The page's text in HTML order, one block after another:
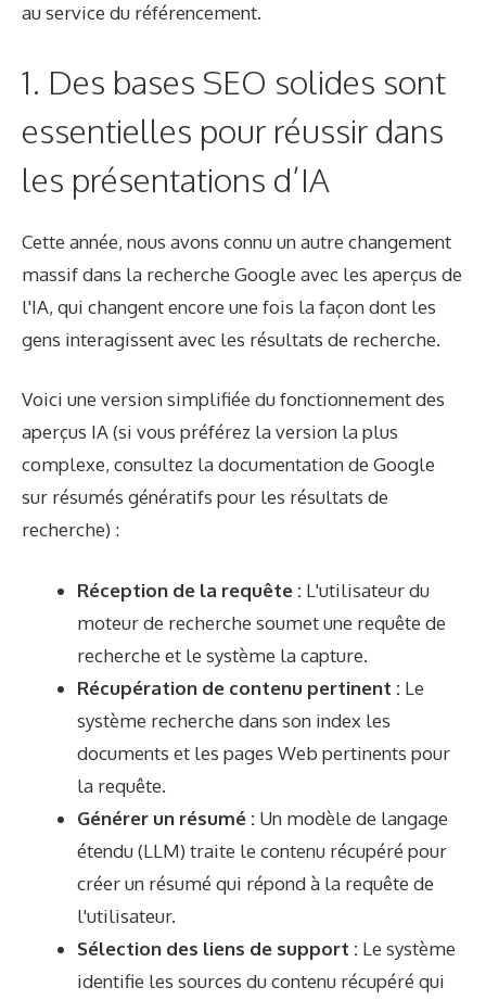
au service du référencement.
1. Des bases SEO solides sont
essentielles pour réussir dans
les présentations d’IA
Cette année, nous avons connu un autre changement
massif dans la recherche Google avec les aperçus de
l'IA, qui changent encore une fois la façon dont les
gens interagissent avec les résultats de recherche.
Voici une version simplifiée du fonctionnement des
aperçus IA (si vous préférez la version la plus
complexe, consultez la documentation de Google
sur résumés génératifs pour les résultats de
recherche) :
Réception de la requête : L'utilisateur du
moteur de recherche soumet une requête de
recherche et le système la capture.
Récupération de contenu pertinent : Le
système recherche dans son index les
documents et les pages Web pertinents pour
la requête.
Générer un résumé : Un modèle de langage
étendu (LLM) traite le contenu récupéré pour
créer un résumé qui répond à la requête de
l'utilisateur.
Sélection des liens de support : Le système
identifie les sources du contenu récupéré qui